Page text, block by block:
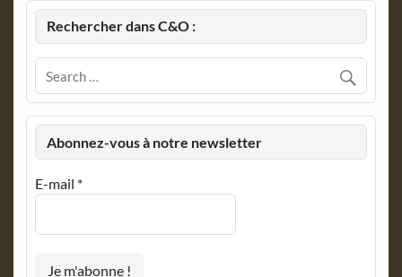
Rechercher dans C&O :
Abonnez-vous à notre newsletter
E-mail *